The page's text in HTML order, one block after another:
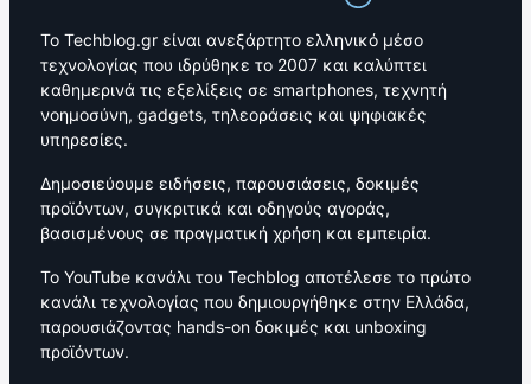
Το Techblog.gr είναι ανεξάρτητο ελληνικό μέσο
τεχνολογίας που ιδρύθηκε το 2007 και καλύπτει
καθημερινά τις εξελίξεις σε smartphones, τεχνητή
νοημοσύνη, gadgets, τηλεοράσεις και ψηφιακές
υπηρεσίες.
Δημοσιεύουμε ειδήσεις, παρουσιάσεις, δοκιμές
προϊόντων, συγκριτικά και οδηγούς αγοράς,
βασισμένους σε πραγματική χρήση και εμπειρία.
Το YouTube κανάλι του Techblog αποτέλεσε το πρώτο
κανάλι τεχνολογίας που δημιουργήθηκε στην Ελλάδα,
παρουσιάζοντας hands-on δοκιμές και unboxing
προϊόντων.